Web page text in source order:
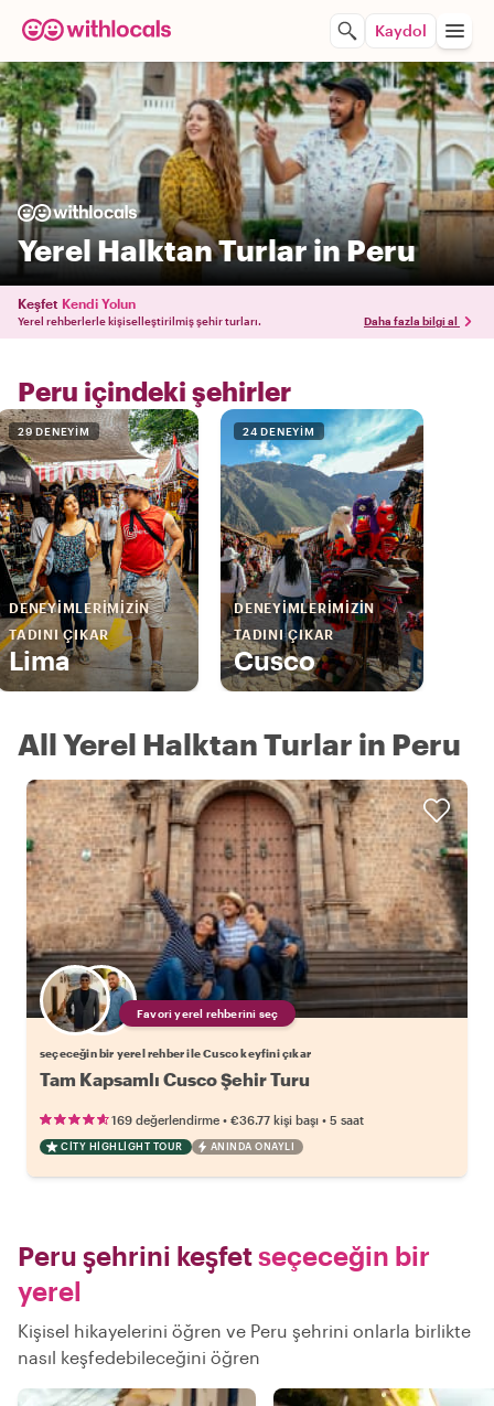
Kaydol
Yerel Halktan Turlar in Peru
Keşfet Kendi Yolun
Yerel rehberlerle kişiselleştirilmiş şehir turları. Daha fazla bilgi al
Peru içindeki şehirler
29 DENEYIM
DENEYIMLERIMIZIN
TADINI ÇIKAR
Lima
24 DENEYIM
DENEYIMLERIMIZIN
TADINI ÇIKAR
Cusco
All Yerel Halktan Turlar in Peru
Favori yerel rehberini seç
seçeceğin bir yerel rehber ile Cusco keyfini çıkar
Tam Kapsamlı Cusco Şehir Turu
169 değerlendirme • €36.77 kişi başı • 5 saat
CITY HIGHLIGHT TOUR ANINDA ONAYLI
Peru şehrini keşfetseçeceğin bir
yerel
Kişisel hikayelerini öğren ve Peru şehrini onlarla birlikte
nasıl keşfedebileceğini öğren